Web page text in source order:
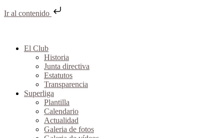
Ir al contenido
El Club
Historia
Junta directiva
Estatutos
Transparencia
Superliga
Plantilla
Calendario
Actualidad
Galeria de fotos